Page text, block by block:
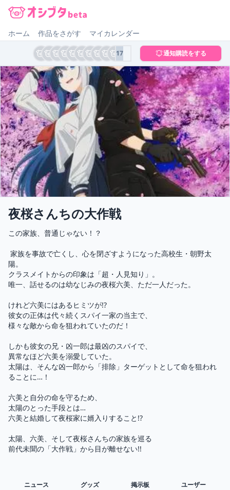
ホーム 作品をさがす マイカレンダー
17 通知購読をする
夜桜さんちの大作戦
この家族、普通じゃない！？
陽。
クラスメイトからの印象は「超・人見知り」。
唯一、話せるのは幼なじみの夜桜六美、ただ一人だった。
けれど六美にはあるヒミツが!?
彼女の正体は代々続くスパイ一家の当主で、
様々な敵から命を狙われていたのだ！
しかも彼女の兄・凶一郎は最凶のスパイで、
異常なほど六美を溺愛していた。
太陽は、そんな凶一郎から「排除」ターゲットとして命を狙われ
ることに…！
六美と自分の命を守るため、
太陽のとった手段とは…
六美と結婚して夜桜家に婿入りすること!?
太陽、六美、そして夜桜さんちの家族を巡る
前代未聞の「大作戦」から目が離せない!!
ニュース グッズ 掲示板 ユーザー